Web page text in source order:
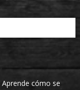
Aprende cómo se